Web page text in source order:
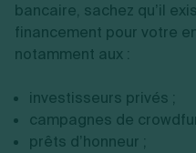
bancaire, sachez qu’il
financement pour votre
notamment aux :
investisseurs privés ;
campagnes de
prêts d’honneur ;